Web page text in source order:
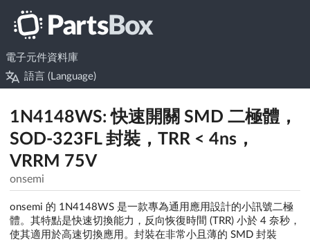
電子元件資料庫
語言 (Language)
1N4148WS: 快速開關 SMD 二極體，
SOD-323FL 封裝，TRR < 4ns，
VRRM 75V
onsemi
onsemi 的 1N4148WS 是一款專為通用應用設計的小訊號二極
體。其特點是快速切換能力，反向恢復時間 (TRR) 小於 4 奈秒，
使其適用於高速切換應用。封裝在非常小且薄的 SMD 封裝